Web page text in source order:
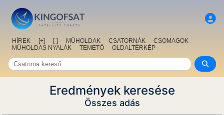
HÍREK [+] [-] MŰHOLDAK CSATORNÁK
CSOMAGOK
MŰHOLDAS NYALÁK
TEMETŐ OLDALTÉRKÉP
Eredmények keresése
Összes adás